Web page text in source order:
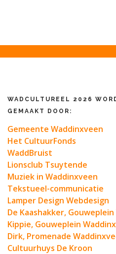
WADCULTUREEL 2026
GEMAAKT DOOR:
Gemeente Waddinxveen
Het CultuurFonds
WaddBruist
Lionsclub Tsuytende
Muziek in Waddinxveen
Tekstueel-communicatie
Lamper Design Webdesign
De Kaashakker,
Kippie, Gouweplein
Dirk, Promenade
Cultuurhuys De Kroon